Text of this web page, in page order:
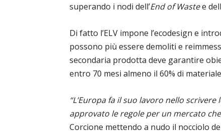
superando i nodi dell’End of Wastee
Di fatto l’ELV impone l’ecodesign e
possono più essere demoliti e
secondaria prodotta deve garantire
entro 70 mesi almeno il 60% di
“L’Europa fa il suo lavoro nello
approvato le regole per un mercato
Corcione mettendo a nudo il nocciolo